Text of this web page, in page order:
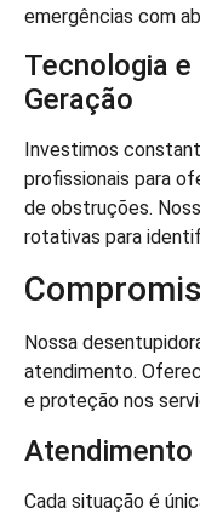
emergências com
Tecnologia
Geração
Investimos
profissionais para
de obstruções.
rotativas para
Nossa
atendimento.
e proteção nos
Atendimento
Cada situação é